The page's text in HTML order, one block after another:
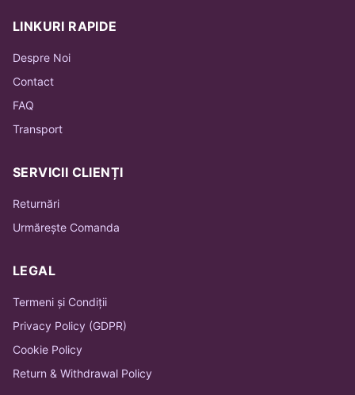
LINKURI RAPIDE
Despre Noi
Contact
FAQ
Transport
SERVICII CLIENȚI
Returnări
Urmărește Comanda
LEGAL
Termeni și Condiții
Privacy Policy (GDPR)
Cookie Policy
Return & Withdrawal Policy